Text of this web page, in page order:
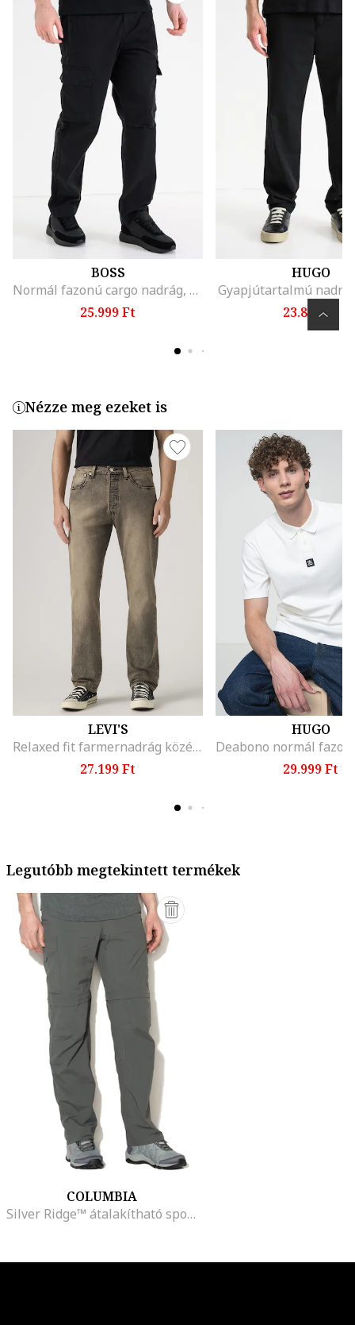
BOSS
Normál fazonú cargo nadrág, Fekete
25.999 Ft
HUGO
Gyapjútartalmú
23.899 Ft
Nézze meg ezeket is
LEVI'S
Relaxed fit farmernadrág középmagas derékrésszel, Hamuszürke
27.199 Ft
HUGO
29.999 Ft
Legutóbb megtekintett termékek
COLUMBIA
Silver Ridge™ átalakítható sportnadrág - UPF 50, Drapp